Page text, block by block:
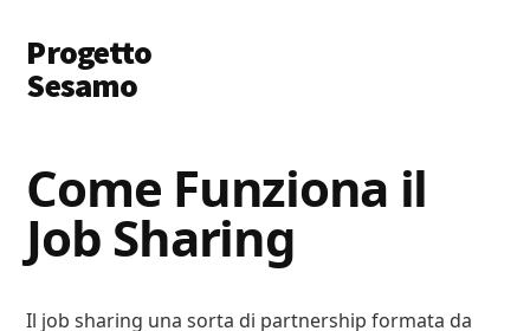
main
content
primary
sidebar
menu
Progetto
Sesamo
Porte
a
Soldi
Lavoro
Come Funziona il
Job Sharing
Il job sharing una sorta di partnership formata da